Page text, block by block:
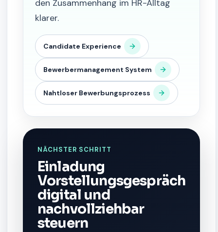
den Zusammenhang im HR-Alltag
klarer.
Candidate Experience
Bewerbermanagement System
Nahtloser Bewerbungsprozess
NÄCHSTER SCHRITT
Einladung
Vorstellungsgespräch
digital und
nachvollziehbar
steuern